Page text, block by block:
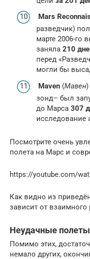
Mars
разведчик)
марте 2006-го
заняла 210
перед
могли бы
Maven (Мавен
зонд– был
до Марса 307
исследование
Посмотрите очень
полета на Марс и
https://youtube.com/
Как видно из
зависит от
Неудачные полеты
Помимо этих,
немало других,